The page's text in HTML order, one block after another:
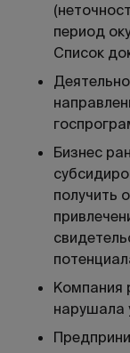
период
Список
Бизнес
получить
Компания
нарушала